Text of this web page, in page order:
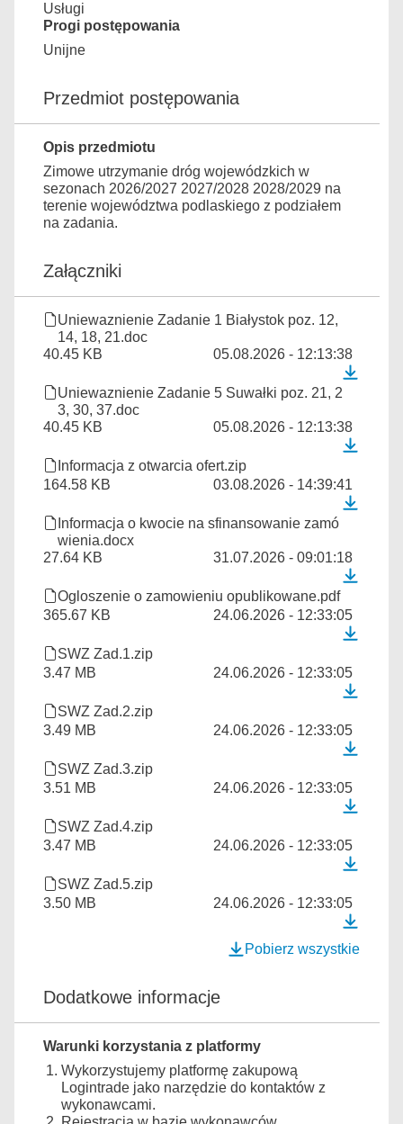
Usługi
Progi postępowania
Unijne
Przedmiot postępowania
Opis przedmiotu
Zimowe utrzymanie dróg wojewódzkich w
sezonach 2026/2027 2027/2028 2028/2029 na
terenie województwa podlaskiego z podziałem
na zadania.
Załączniki
Uniewaznienie Zadanie 1 Białystok poz. 12,
14, 18, 21.doc
40.45 KB
05.08.2026 - 12:13:38
Uniewaznienie Zadanie 5 Suwałki poz. 21, 2
3, 30, 37.doc
40.45 KB
05.08.2026 - 12:13:38
Informacja z otwarcia ofert.zip
164.58 KB
03.08.2026 - 14:39:41
Informacja o kwocie na sfinansowanie zamó
wienia.docx
27.64 KB
31.07.2026 - 09:01:18
Ogloszenie o zamowieniu opublikowane.pdf
365.67 KB
24.06.2026 - 12:33:05
SWZ Zad.1.zip
3.47 MB
24.06.2026 - 12:33:05
SWZ Zad.2.zip
3.49 MB
24.06.2026 - 12:33:05
SWZ Zad.3.zip
3.51 MB
24.06.2026 - 12:33:05
SWZ Zad.4.zip
3.47 MB
24.06.2026 - 12:33:05
SWZ Zad.5.zip
3.50 MB
24.06.2026 - 12:33:05
Pobierz wszystkie
Dodatkowe informacje
Warunki korzystania z platformy
Wykorzystujemy platformę zakupową
Logintrade jako narzędzie do kontaktów z
wykonawcami.